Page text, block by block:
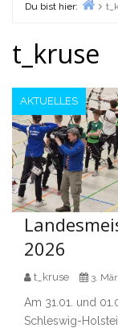
Du bist hier:
t_kruse
AKTUELLES
2026
t_kruse 3.
Am 31.01. und
Schleswig-
der
Beiträge